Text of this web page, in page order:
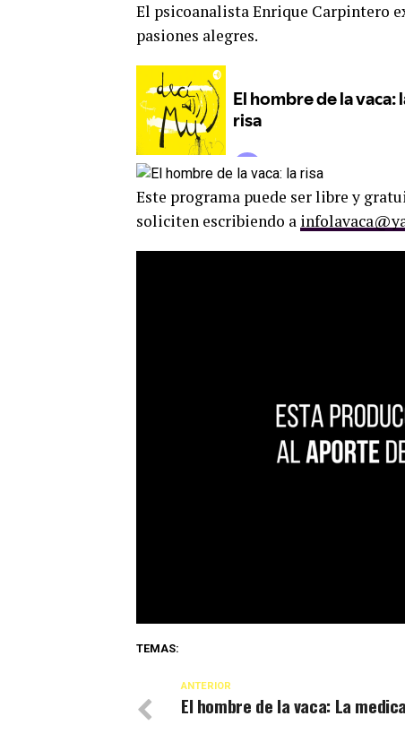
El psicoanalista Enrique Carpintero
pasiones alegres.
Este programa puede ser libre y
soliciten escribiendo a
TEMAS:
ANTERIOR
El hombre de la vaca: La